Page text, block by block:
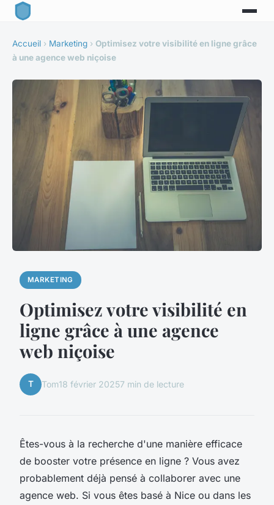
Accueil › Marketing › Optimisez votre visibilité en ligne grâce
à une agence web niçoise
MARKETING
Optimisez votre visibilité en
ligne grâce à une agence
web niçoise
T Tom18 février 20257 min de lecture
Êtes-vous à la recherche d'une manière efficace
de booster votre présence en ligne ? Vous avez
probablement déjà pensé à collaborer avec une
agence web. Si vous êtes basé à Nice ou dans les